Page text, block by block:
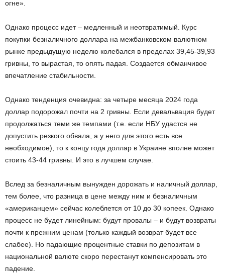
огне».
Однако процесс идет – медленный и неотвратимый. Курс
покупки безналичного доллара на межбанковском валютном
рынке предыдущую неделю колебался в пределах 39,45-39,93
гривны, то вырастая, то опять падая. Создается обманчивое
впечатление стабильности.
Однако тенденция очевидна: за четыре месяца 2024 года
доллар подорожал почти на 2 гривны. Если девальвация будет
продолжаться теми же темпами (т.е. если НБУ удастся не
допустить резкого обвала, а у него для этого есть все
необходимое), то к концу года доллар в Украине вполне может
стоить 43-44 гривны. И это в лучшем случае.
Вслед за безналичным вынужден дорожать и наличный доллар,
тем более, что разница в цене между ним и безналичным
«американцем» сейчас колеблется от 10 до 30 копеек. Однако
процесс не будет линейным: будут провалы – и будут возвраты
почти к прежним ценам (только каждый возврат будет все
слабее). Но падающие процентные ставки по депозитам в
национальной валюте скоро перестанут компенсировать это
падение.